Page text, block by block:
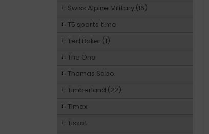
Swiss Alpine Military (16)
T5 sports time
Ted Baker (1)
The One
Thomas Sabo
Timberland (22)
Timex
Tissot